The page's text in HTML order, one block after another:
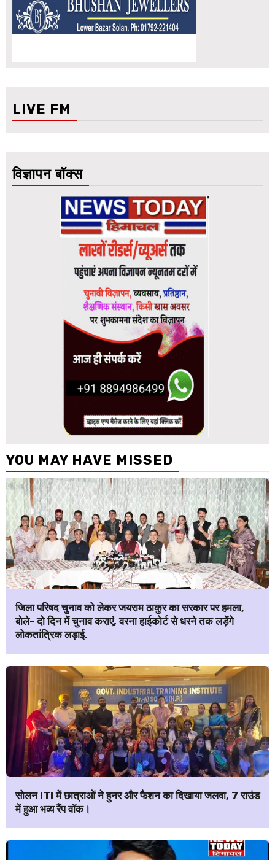
LIVE FM
विज्ञापन बॉक्स
YOU MAY HAVE MISSED
जिला परिषद चुनाव को लेकर जयराम ठाकुर का सरकार पर हमला,
बोले- दो दिन में चुनाव कराएं, वरना हाईकोर्ट से धरने तक लड़ेंगे
लोकतांत्रिक लड़ाई.
सोलन ITI में छात्राओं ने हुनर और फैशन का दिखाया जलवा, 7 राउंड
में हुआ भव्य रैंप वॉक।